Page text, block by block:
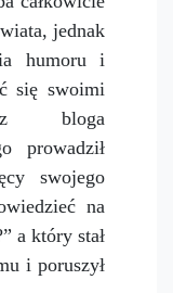
jednak
humoru i
się swoimi
bloga
prowadził
swojego
na
a który stał
i poruszył